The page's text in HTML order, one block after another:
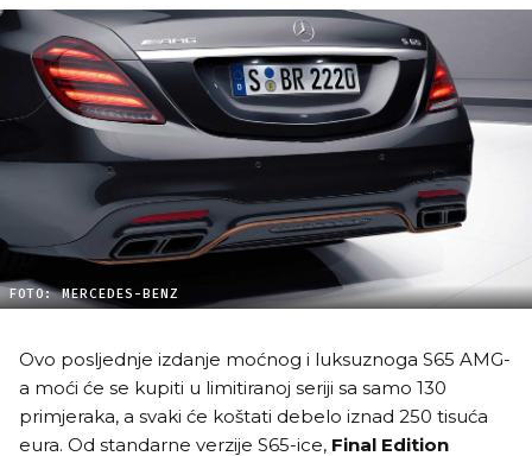
FOTO: MERCEDES-BENZ
Ovo posljednje izdanje moćnog i luksuznoga S65 AMG-
a moći će se kupiti u limitiranoj seriji sa samo 130
primjeraka, a svaki će koštati debelo iznad 250 tisuća
eura. Od standarne verzije S65-ice, Final Edition